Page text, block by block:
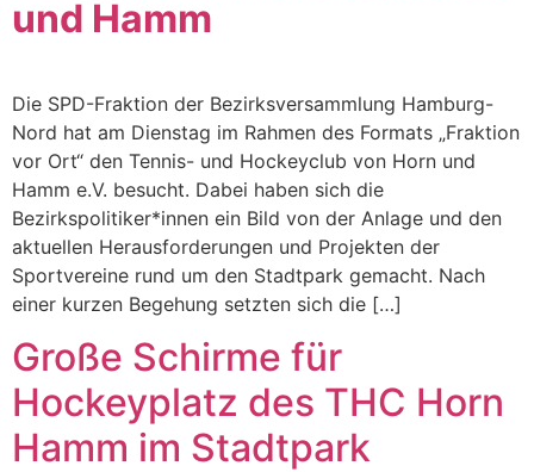
und Hamm
Die SPD-Fraktion der Bezirksversammlung Hamburg-
Nord hat am Dienstag im Rahmen des Formats „Fraktion
vor Ort“ den Tennis- und Hockeyclub von Horn und
Hamm e.V. besucht. Dabei haben sich die
Bezirkspolitiker*innen ein Bild von der Anlage und den
aktuellen Herausforderungen und Projekten der
Sportvereine rund um den Stadtpark gemacht. Nach
einer kurzen Begehung setzten sich die […]
Große Schirme für
Hockeyplatz des THC Horn
Hamm im Stadtpark